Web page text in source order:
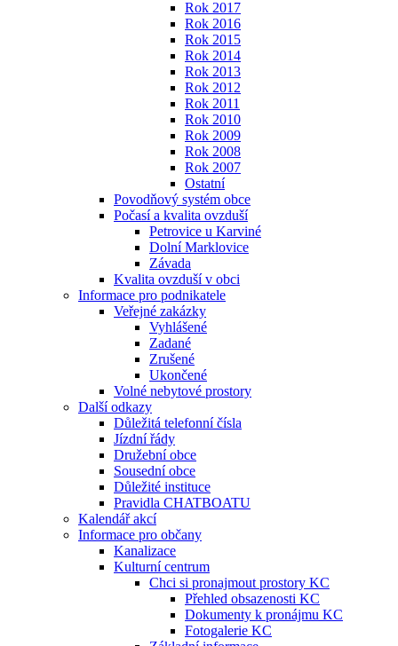
Rok 2017
Rok 2016
Rok 2015
Rok 2014
Rok 2013
Rok 2012
Rok 2011
Rok 2010
Rok 2009
Rok 2008
Rok 2007
Ostatní
Povodňový systém obce
Počasí a kvalita ovzduší
Petrovice u Karviné
Dolní Marklovice
Závada
Kvalita ovzduší v obci
Informace pro podnikatele
Veřejné zakázky
Vyhlášené
Zadané
Zrušené
Ukončené
Volné nebytové prostory
Další odkazy
Důležitá telefonní čísla
Jízdní řády
Družební obce
Sousední obce
Důležité instituce
Pravidla CHATBOATU
Kalendář akcí
Informace pro občany
Kanalizace
Kulturní centrum
Chci si pronajmout prostory KC
Přehled obsazenosti KC
Dokumenty k pronájmu KC
Fotogalerie KC